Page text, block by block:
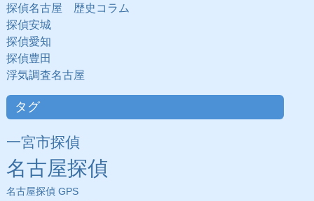
探偵名古屋 歴史コラム
探偵安城
探偵愛知
探偵豊田
浮気調査名古屋
タグ
一宮市探偵
名古屋探偵
名古屋探偵 GPS